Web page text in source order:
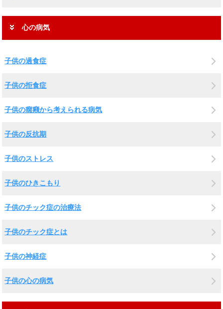
心の病気
子供の過食症
子供の拒食症
子供の癇癪から考えられる病気
子供の反抗期
子供のストレス
子供のひきこもり
子供のチック症の治療法
子供のチック症とは
子供の神経症
子供の心の病気